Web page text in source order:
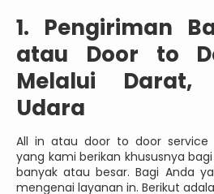
1. Pengiriman
atau Door to
Melalui
Udara
All in atau door to door service
yang kami berikan khususnya
banyak atau besar. Bagi Anda
mengenai layanan in. Berikut